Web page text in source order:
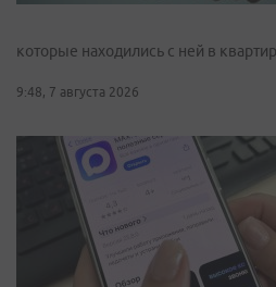
которые находились с ней в
9:48, 7 августа 2026